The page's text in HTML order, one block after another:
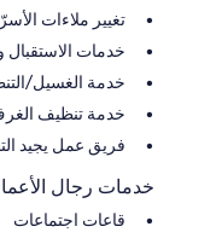
تغيير ملاءات
خدمات الاستقبال
خدمة الغسيل/
خدمة تنظيف
فريق عمل يجيد
خدمات رجال
قاعات اجتماعات